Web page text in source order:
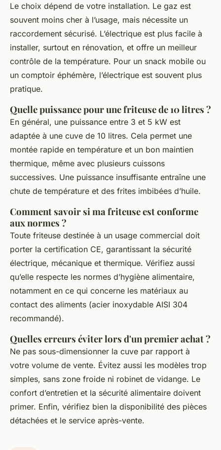
Le choix dépend de votre installation. Le gaz est
souvent moins cher à l’usage, mais nécessite un
raccordement sécurisé. L’électrique est plus facile à
installer, surtout en rénovation, et offre un meilleur
contrôle de la température. Pour un snack mobile ou
un comptoir éphémère, l’électrique est souvent plus
pratique.
Quelle puissance pour une friteuse de 10 litres ?
En général, une puissance entre 3 et 5 kW est
adaptée à une cuve de 10 litres. Cela permet une
montée rapide en température et un bon maintien
thermique, même avec plusieurs cuissons
successives. Une puissance insuffisante entraîne une
chute de température et des frites imbibées d’huile.
Comment savoir si ma friteuse est conforme
aux normes ?
Toute friteuse destinée à un usage commercial doit
porter la certification CE, garantissant la sécurité
électrique, mécanique et thermique. Vérifiez aussi
qu’elle respecte les normes d’hygiène alimentaire,
notamment en ce qui concerne les matériaux au
contact des aliments (acier inoxydable AISI 304
recommandé).
Quelles erreurs éviter lors d'un premier achat ?
Ne pas sous-dimensionner la cuve par rapport à
votre volume de vente. Évitez aussi les modèles trop
simples, sans zone froide ni robinet de vidange. Le
confort d’entretien et la sécurité alimentaire doivent
primer. Enfin, vérifiez bien la disponibilité des pièces
détachées et le service après-vente.